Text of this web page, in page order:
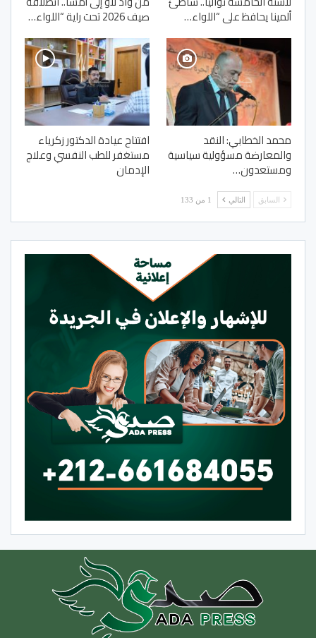
ألمينا يحافظ على “اللواء… صيف 2026 تحت راية “اللواء…
محمد الخطابي: النقد
والمعارضة مسؤولية سياسية
ومستعدون…
افتتاح عيادة الدكتور زكرياء
مستغفر للطب النفسي وعلاج
الإدمان
السابق التالي 1 من 133